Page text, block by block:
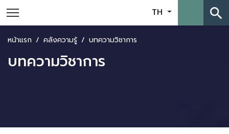
TH search
หน้าแรก คลังความรู้ บทความวิชาการ
บทความวิชาการ